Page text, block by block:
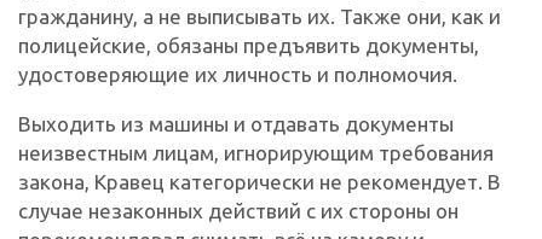
гражданину, а не выписывать их. Также они, как и
полицейские, обязаны предъявить документы,
удостоверяющие их личность и полномочия.
Выходить из машины и отдавать документы
неизвестным лицам, игнорирующим требования
закона, Кравец категорически не рекомендует. В
случае незаконных действий с их стороны он